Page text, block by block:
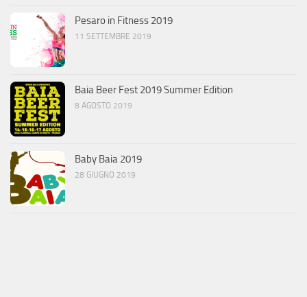
Pesaro in Fitness 2019
11 SETTEMBRE 2019
Baia Beer Fest 2019 Summer Edition
8 AGOSTO 2019
Baby Baia 2019
28 GIUGNO 2019